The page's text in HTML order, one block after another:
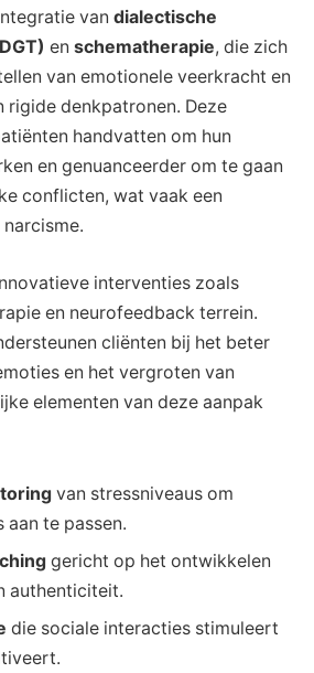
van dialectische
en schematherapie, die zich
van emotionele veerkracht en
rigide denkpatronen. Deze
handvatten om hun
en genuanceerder om te gaan
conflicten, wat vaak een
interventies zoals
en neurofeedback terrein.
cliënten bij het beter
en het vergroten van
elementen van deze aanpak
van stressniveaus om
te passen.
gericht op het ontwikkelen
authenticiteit.
die sociale interacties stimuleert